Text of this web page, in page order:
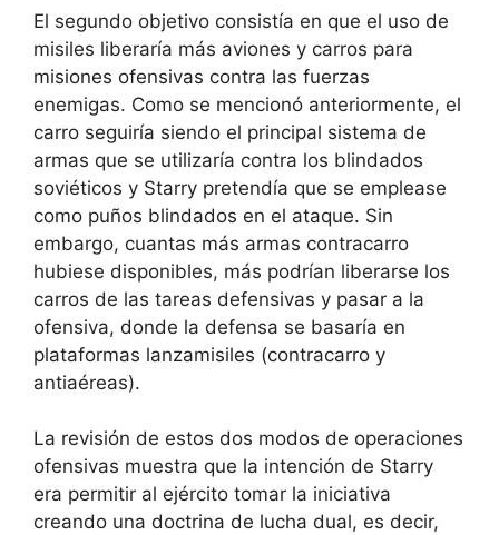
El segundo objetivo consistía en que el uso de
misiles liberaría más aviones y carros para
misiones ofensivas contra las fuerzas
enemigas. Como se mencionó anteriormente, el
carro seguiría siendo el principal sistema de
armas que se utilizaría contra los blindados
soviéticos y Starry pretendía que se emplease
como puños blindados en el ataque. Sin
embargo, cuantas más armas contracarro
hubiese disponibles, más podrían liberarse los
carros de las tareas defensivas y pasar a la
ofensiva, donde la defensa se basaría en
plataformas lanzamisiles (contracarro y
antiaéreas).
La revisión de estos dos modos de operaciones
ofensivas muestra que la intención de Starry
era permitir al ejército tomar la iniciativa
creando una doctrina de lucha dual, es decir,